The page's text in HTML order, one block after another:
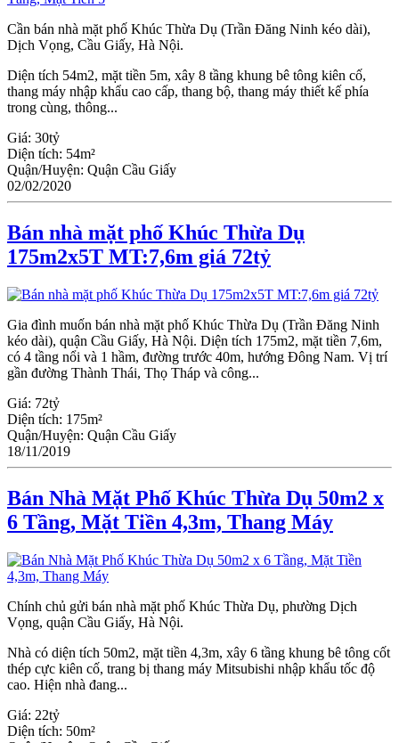
Cần bán nhà mặt phố Khúc Thừa Dụ (Trần Đăng Ninh kéo dài),
Dịch Vọng, Cầu Giấy, Hà Nội.
Diện tích 54m2, mặt tiền 5m, xây 8 tầng khung bê tông kiên cố,
thang máy nhập khẩu cao cấp, thang bộ, thang máy thiết kế phía
trong cùng, thông...
Giá: 30tỷ
Diện tích: 54m²
Quận/Huyện: Quận Cầu Giấy
02/02/2020
Bán nhà mặt phố Khúc Thừa Dụ
175m2x5T MT:7,6m giá 72tỷ
Gia đình muốn bán nhà mặt phố Khúc Thừa Dụ (Trần Đăng Ninh
kéo dài), quận Cầu Giấy, Hà Nội. Diện tích 175m2, mặt tiền 7,6m,
có 4 tầng nổi và 1 hầm, đường trước 40m, hướng Đông Nam. Vị trí
gần đường Thành Thái, Thọ Tháp và công...
Giá: 72tỷ
Diện tích: 175m²
Quận/Huyện: Quận Cầu Giấy
18/11/2019
Bán Nhà Mặt Phố Khúc Thừa Dụ 50m2 x
6 Tầng, Mặt Tiền 4,3m, Thang Máy
Chính chủ gửi bán nhà mặt phố Khúc Thừa Dụ, phường Dịch
Vọng, quận Cầu Giấy, Hà Nội.
Nhà có diện tích 50m2, mặt tiền 4,3m, xây 6 tầng khung bê tông cốt
thép cực kiên cố, trang bị thang máy Mitsubishi nhập khẩu tốc độ
cao. Hiện nhà đang...
Giá: 22tỷ
Diện tích: 50m²